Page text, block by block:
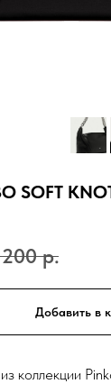
SOFT
р.
Добавить в
коллекции